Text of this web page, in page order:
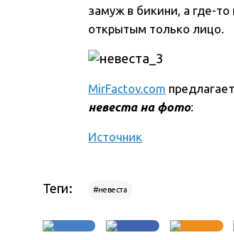
замуж в бикини, а где-
открытым только лицо.
MirFactov.com
невеста на фото:
Источник
Теги: #невеста